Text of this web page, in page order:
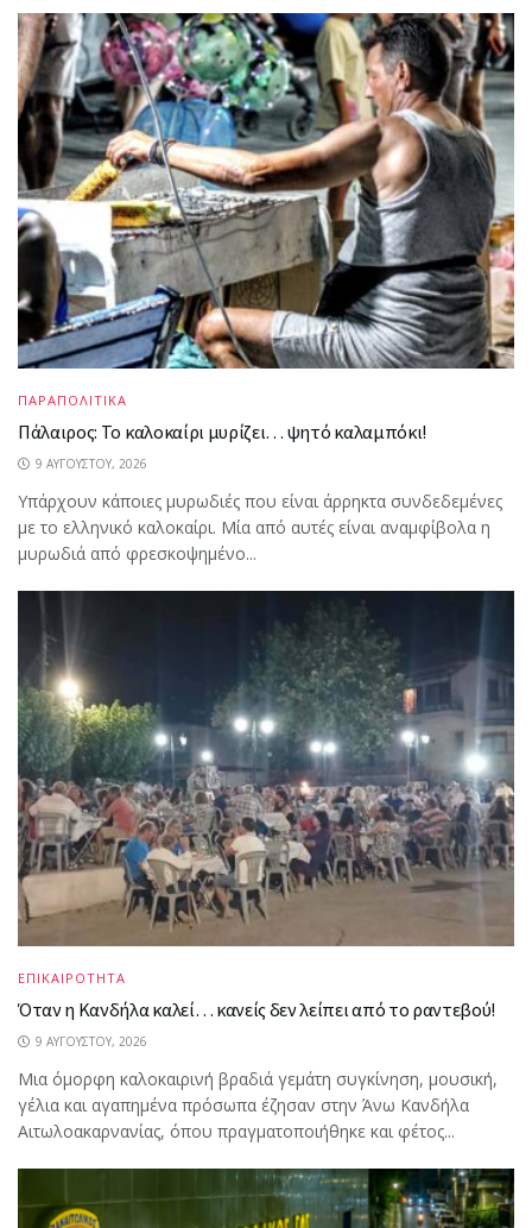
ΠΑΡΑΠΟΛΙΤΙΚΑ
Πάλαιρος: Το καλοκαίρι μυρίζει… ψητό καλαμπόκι!
9 ΑΥΓΟΎΣΤΟΥ, 2026
Υπάρχουν κάποιες μυρωδιές που είναι άρρηκτα συνδεδεμένες
με το ελληνικό καλοκαίρι. Μία από αυτές είναι αναμφίβολα η
μυρωδιά από φρεσκοψημένο...
ΕΠΙΚΑΙΡΟΤΗΤΑ
Όταν η Κανδήλα καλεί… κανείς δεν λείπει από το ραντεβού!
9 ΑΥΓΟΎΣΤΟΥ, 2026
Μια όμορφη καλοκαιρινή βραδιά γεμάτη συγκίνηση, μουσική,
γέλια και αγαπημένα πρόσωπα έζησαν στην Άνω Κανδήλα
Αιτωλοακαρνανίας, όπου πραγματοποιήθηκε και φέτος...